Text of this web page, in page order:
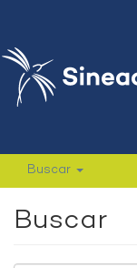
Buscar
Buscar